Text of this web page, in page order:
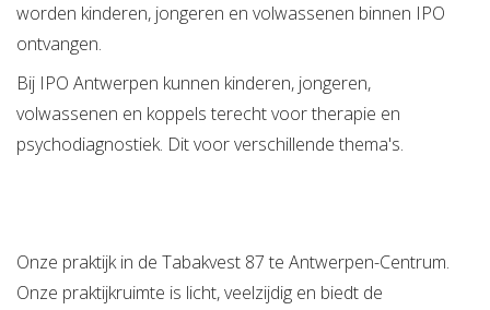
worden kinderen, jongeren en volwassenen binnen IPO
ontvangen.
Bij IPO Antwerpen kunnen kinderen, jongeren,
volwassenen en koppels terecht voor therapie en
psychodiagnostiek. Dit voor verschillende thema's.
Onze praktijk in de Tabakvest 87 te Antwerpen-Centrum.
Onze praktijkruimte is licht, veelzijdig en biedt de